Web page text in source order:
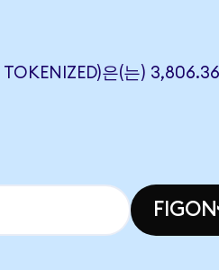
은(는)
FIGON